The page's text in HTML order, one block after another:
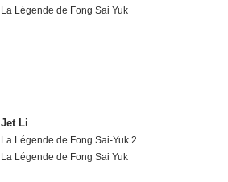
La Légende de Fong Sai Yuk
Jet Li
La Légende de Fong Sai-Yuk 2
La Légende de Fong Sai Yuk